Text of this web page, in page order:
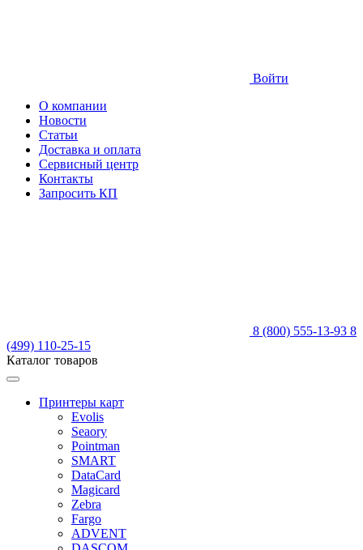
Войти
О компании
Новости
Статьи
Доставка и оплата
Сервисный центр
Контакты
Запросить КП
8 (800) 555-13-93 8
(499) 110-25-15
Каталог товаров
Принтеры карт
Evolis
Seaory
Pointman
SMART
DataCard
Magicard
Zebra
Fargo
ADVENT